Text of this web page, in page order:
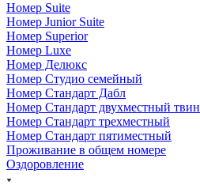
Номер Suite
Номер Junior Suite
Номер Superior
Номер Luxe
Номер Делюкс
Номер Студио семейный
Номер Стандарт Дабл
Номер Стандарт двухместный твин
Номер Стандарт трехместный
Номер Стандарт пятиместный
Проживание в общем номере
Оздоровление